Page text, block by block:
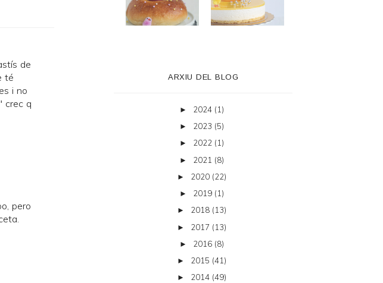
de
té
i no
crec q
pero
ARXIU DEL BLOG
► 2024 (1)
► 2023 (5)
► 2022 (1)
► 2021 (8)
► 2020 (22)
► 2019 (1)
► 2018 (13)
► 2017 (13)
► 2016 (8)
► 2015 (41)
► 2014 (49)